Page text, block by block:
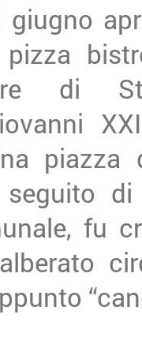
giugno
pizza
di
piazza
di
fu